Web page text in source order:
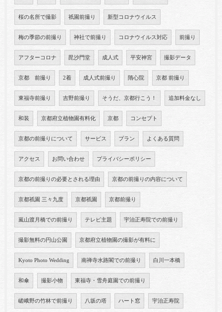
桜の名所で撮影 祇園前撮り 新型コロナウイルス
梅の季節の前撮り 神社で前撮り コロナウイルス対応 前撮り
アフターコロナ 毘沙門堂 成人式 平安神宮 撮影データ
京都 前撮り 2着 成人式前撮り 隋心院 京都 前撮り
東福寺前撮り 吉野前撮り そうだ、京都行こう！ 追加料金なし
和装 京都府立植物園有料化 京都 コンセプト
京都の前撮りについて サービス プラン よくある質問
アクセス お問い合わせ プライバシーポリシー
京都の前撮りの必要とされる理由 京都の前撮りの内容について
京都祇園 三々九度 京都祇園 京都前撮り
嵐山渡月橋での前撮り テレビ主題 宇治正寿院での前撮り
撮影無料の円山公園 京都府立植物園の撮影が有料に
Kyoto Photo Wedding 南禅寺水路閣での前撮り 白川一本橋
和傘 撮影小物 東福寺・雪舟庭園での前撮り
嵯峨野の竹林で前撮り 八坂の塔 ハート窓 宇治正寿院